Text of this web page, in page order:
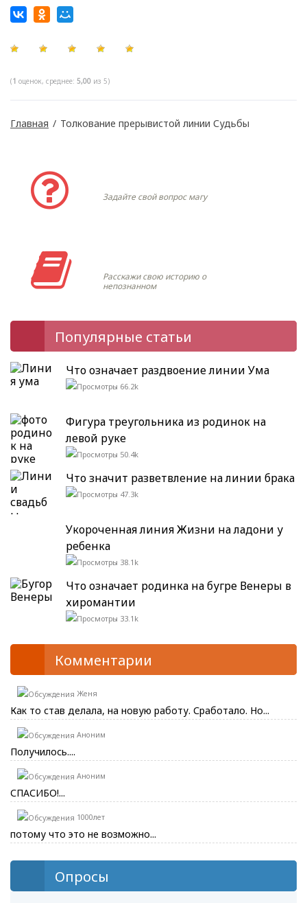
(1 оценок, среднее: 5,00 из 5)
Главная / Толкование прерывистой линии Судьбы
Задайте свой вопрос магу
Расскажи свою историю о
непознанном
Популярные статьи
Что означает раздвоение линии Ума
66.2k
Фигура треугольника из родинок на
левой руке
50.4k
Что значит разветвление на линии брака
47.3k
Укороченная линия Жизни на ладони у
ребенка
38.1k
Что означает родинка на бугре Венеры в
хиромантии
33.1k
Комментарии
Женя
Как то став делала, на новую работу. Сработало. Но...
Аноним
Получилось....
Аноним
СПАСИБО!...
1000лет
потому что это не возможно...
Опросы